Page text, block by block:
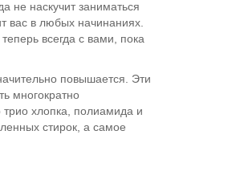
не наскучит заниматься
вас в любых начинаниях.
всегда с вами, пока
повышается. Эти
многократно
трио хлопка, полиамида и
стирок, а самое